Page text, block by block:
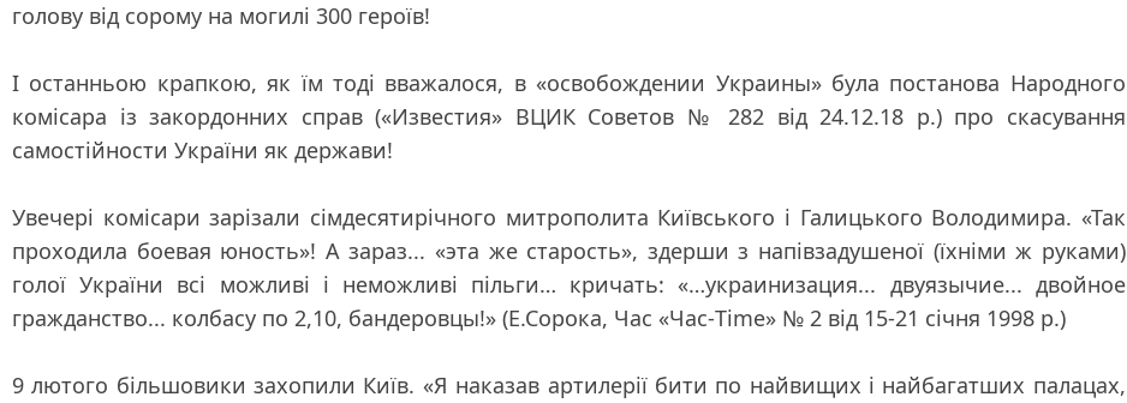
голову від сорому на могилі 300 героїв!
І останньою крапкою, як їм тоді вважалося, в «освобождении Украины» була постанова Народного
комісара із закордонних справ («Известия» ВЦИК Советов № 282 від 24.12.18 р.) про скасування
самостійности України як держави!
Увечері комісари зарізали сімдесятирічного митрополита Київського і Галицького Володимира. «Так
проходила боевая юность»! А зараз... «эта же старость», здерши з напівзадушеної (їхніми ж руками)
голої України всі можливі і неможливі пільги… кричать: «…украинизация... двуязычие... двойное
гражданство... колбасу по 2,10, бандеровцы!» (Е.Сорока, Час «Час-Time» № 2 від 15-21 січня 1998 р.)
9 лютого більшовики захопили Київ. «Я наказав артилерії бити по найвищих і найбагатших палацах,